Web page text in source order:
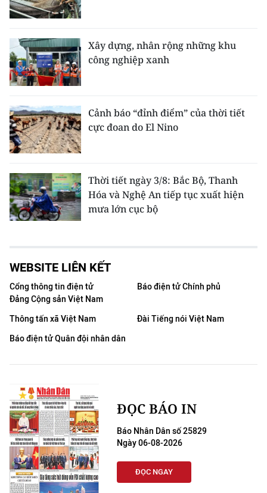
Xây dựng, nhân rộng những khu
công nghiệp xanh
Cảnh báo “đỉnh điểm” của thời tiết
cực đoan do El Nino
Thời tiết ngày 3/8: Bắc Bộ, Thanh
Hóa và Nghệ An tiếp tục xuất hiện
mưa lớn cục bộ
WEBSITE LIÊN KẾT
Cổng thông tin điện tử
Đảng Cộng sản Việt Nam
Báo điện tử Chính phủ
Thông tấn xã Việt Nam
Đài Tiếng nói Việt Nam
Báo điện tử Quân đội nhân dân
ĐỌC BÁO IN
Báo Nhân Dân số 25829
Ngày 06-08-2026
ĐỌC NGAY